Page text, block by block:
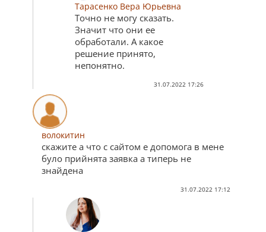
Тарасенко Вера Юрьевна
Точно не могу сказать.
Значит что они ее
обработали. А какое
решение принято,
непонятно.
31.07.2022 17:26
волокитин
скажите а что с сайтом е допомога в мене
було прийнята заявка а типерь не
знайдена
31.07.2022 17:12